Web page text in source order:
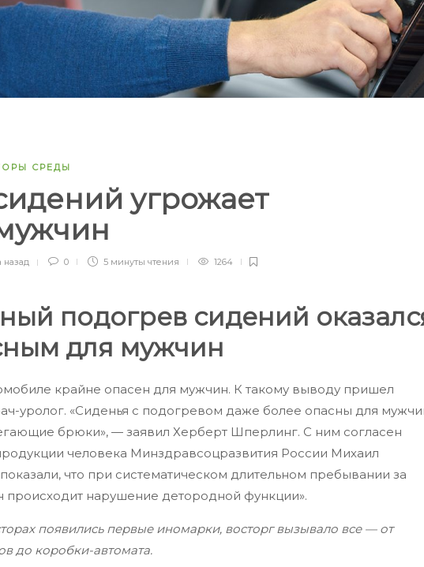
СРЕДЫ
угрожает
назад 0 5 минуты чтения 1264
подогрев сидений
для мужчин
крайне опасен для мужчин. К такому выводу пришел
уролог. «Сиденья с подогревом даже более опасны для
брюки», — заявил Херберт Шперлинг. С ним согласен
человека Минздравсоцразвития России Михаил
что при систематическом длительном пребывании за
происходит нарушение детородной функции».
появились первые иномарки, восторг вызывало все — от
до коробки-автомата.